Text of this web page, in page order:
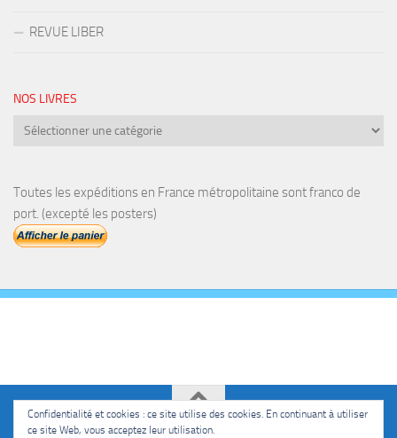
REVUE LIBER
NOS LIVRES
Nos
Toutes les expéditions en France métropolitaine sont franco de
port. (excepté les posters)
Confidentialité et cookies : ce site utilise des cookies. En continuant à utiliser
ce site Web, vous acceptez leur utilisation.